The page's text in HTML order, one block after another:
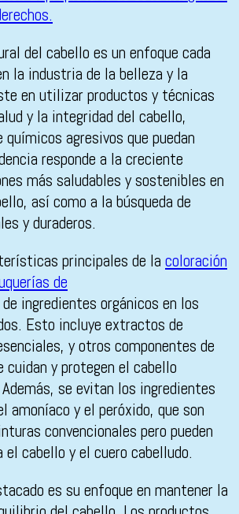
del cabello es un enfoque cada
la industria de la belleza y la
en utilizar productos y técnicas
y la integridad del cabello,
agresivos que puedan
responde a la creciente
más saludables y sostenibles en
así como a la búsqueda de
y duraderos.
principales de la coloración
de
ingredientes orgánicos en los
Esto incluye extractos de
y otros componentes de
cuidan y protegen el cabello
se evitan los ingredientes
y el peróxido, que son
convencionales pero pueden
el cabello y el cuero cabelludo.
es su enfoque en mantener la